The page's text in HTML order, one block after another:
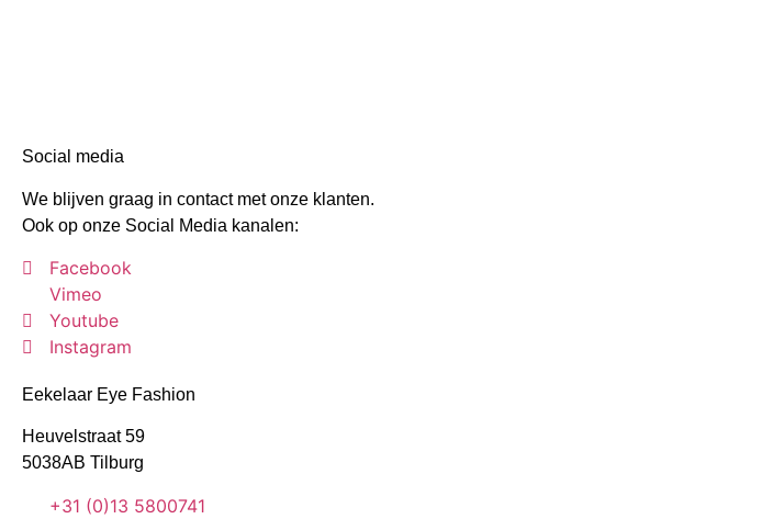
Social media
We blijven graag in contact met onze klanten.
Ook op onze Social Media kanalen:
Facebook
Vimeo
Youtube
Instagram
Eekelaar Eye Fashion
Heuvelstraat 59
5038AB Tilburg
+31 (0)13 5800741